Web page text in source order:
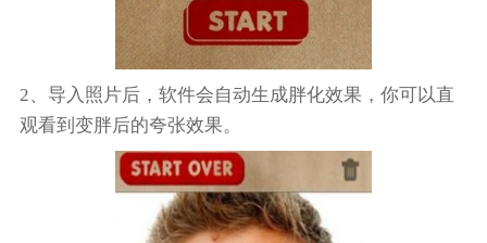
2、导入照片后，软件会自动生成胖化效果，你可以直
观看到变胖后的夸张效果。